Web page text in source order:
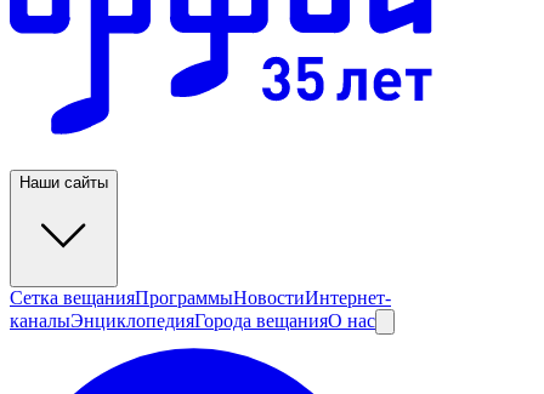
Наши сайты
Сетка вещанияПрограммыНовостиИнтернет-
каналыЭнциклопедияГорода вещанияО нас